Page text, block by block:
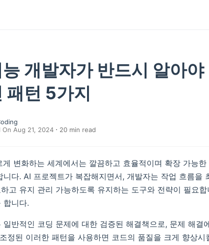
개발자가 반드시 알아
패턴 5가지
On Aug 21, 2024
20 min read
게 변화하는 세계에서는 깔끔하고 효율적이며 확장 가능
니다. AI 프로젝트가 복잡해지면서, 개발자는 작업 흐름을
고 유지 관리 가능하도록 유지하는 도구와 전략이 필요
합니다.
일반적인 코딩 문제에 대한 검증된 해결책으로, 문제 해결
정된 이러한 패턴을 사용하면 코드의 품질을 크게 향상